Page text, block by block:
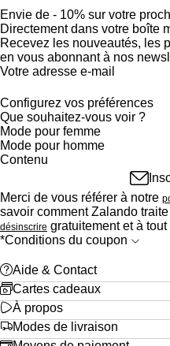
Envie de - 10% sur votre
Directement dans votre boîte
Recevez les nouveautés, les
en vous abonnant à nos
Votre adresse e-mail
Configurez vos préférences
Que souhaitez-vous voir ?
Mode pour femme
Mode pour homme
Contenu
Les updates mode
Vos marques et créateurs
Recommandations
Taille à nouveau disponible
Stories
Sondages
Promos, offres et soldes
Voir plus (il faut s’inscrire)
Merci de vous référer à notre
savoir comment Zalando
désinscrire gratuitement et à tout
*Conditions du coupon
helpAide & Contact
gift_cardCartes cadeaux
zalando_logo_outlinedÀ propos
truckModes de livraison